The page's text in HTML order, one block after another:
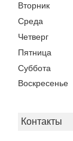
Вторник
Среда
Четверг
Пятница
Суббота
Воскресенье
Контакты